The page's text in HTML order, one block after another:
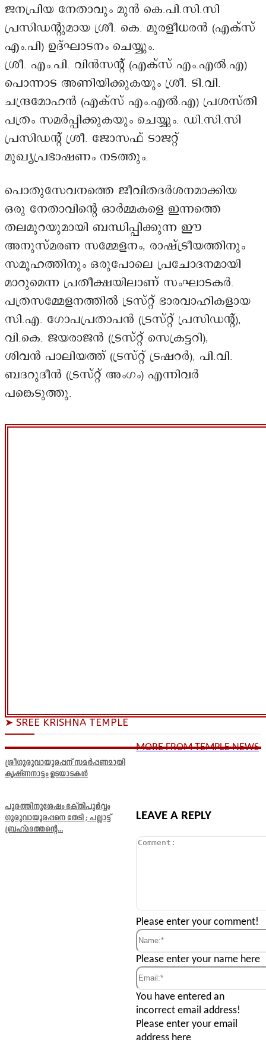
ജനപ്രിയ നേതാവും മുൻ കെ.പി.സി.സി
പ്രസിഡന്റുമായ ശ്രീ. കെ. മുരളീധരൻ (എക്‌സ്
എം.പി) ഉദ്ഘാടനം ചെയ്യും.
ശ്രീ. എം.പി. വിൻസന്റ് (എക്‌സ് എം.എൽ.എ)
പൊന്നാട അണിയിക്കുകയും ശ്രീ. ടി.വി.
ചന്ദ്രമോഹൻ (എക്‌സ് എം.എൽ.എ) പ്രശസ്തി
പത്രം സമർപ്പിക്കുകയും ചെയ്യും. ഡി.സി.സി
പ്രസിഡന്റ് ശ്രീ. ജോസഫ് ടാജറ്റ്
മുഖ്യപ്രഭാഷണം നടത്തും.
പൊതുസേവനത്തെ ജീവിതദർശനമാക്കിയ
ഒരു നേതാവിന്റെ ഓർമ്മകളെ ഇന്നത്തെ
തലമുറയുമായി ബന്ധിപ്പിക്കുന്ന ഈ
അനുസ്മരണ സമ്മേളനം, രാഷ്ട്രീയത്തിനും
സമൂഹത്തിനും ഒരുപോലെ പ്രചോദനമായി
മാറുമെന്ന പ്രതീക്ഷയിലാണ് സംഘാടകർ.
പത്രസമ്മേളനത്തിൽ ട്രസ്റ്റ് ഭാരവാഹികളായ
സി.എ. ഗോപപ്രതാപൻ (ട്രസ്റ്റ് പ്രസിഡന്റ്),
വി.കെ. ജയരാജൻ (ട്രസ്റ്റ് സെക്രട്ടറി),
ശിവൻ പാലിയത്ത് (ട്രസ്റ്റ് ട്രഷറർ), പി.വി.
ബദറുദീൻ (ട്രസ്റ്റ് അംഗം) എന്നിവർ
പങ്കെടുത്തു.
➤ SREE KRISHNA TEMPLE
ശ്രീഗുരുവായൂരപ്പന് സമർപ്പണമായി
കൃഷ്ണനാട്ടം ഉടയാടകൾ
പൂരത്തിനുശേഷം ഭക്തിപൂർവ്വം
ഗുരുവായൂരപ്പനെ തേടി ; പല്ലാട്ട്
ബ്രഹ്മദത്തന്റെ...
MORE FROM TEMPLE NEWS
LEAVE A REPLY
Comment:
Please enter your comment!
Name:*
Please enter your name here
Email:*
You have entered an
incorrect email address!
Please enter your email